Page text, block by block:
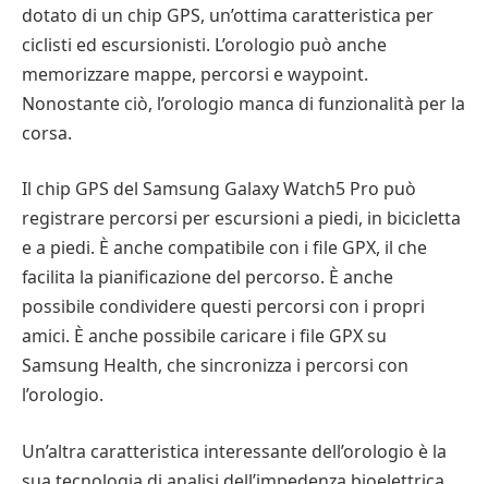
dotato di un chip GPS, un’ottima caratteristica per
ciclisti ed escursionisti. L’orologio può anche
memorizzare mappe, percorsi e waypoint.
Nonostante ciò, l’orologio manca di funzionalità per la
corsa.
Il chip GPS del Samsung Galaxy Watch5 Pro può
registrare percorsi per escursioni a piedi, in bicicletta
e a piedi. È anche compatibile con i file GPX, il che
facilita la pianificazione del percorso. È anche
possibile condividere questi percorsi con i propri
amici. È anche possibile caricare i file GPX su
Samsung Health, che sincronizza i percorsi con
l’orologio.
Un’altra caratteristica interessante dell’orologio è la